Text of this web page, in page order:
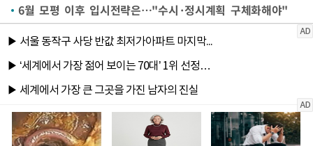
6월 모평 이후 입시전략은…"수시·정시계획 구체화해야"